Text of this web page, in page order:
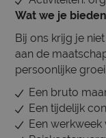
Wat we je bieden
Bij ons krijg je
aan de
persoonlijke
Een bruto
Een tijdelijk
Een werkweek